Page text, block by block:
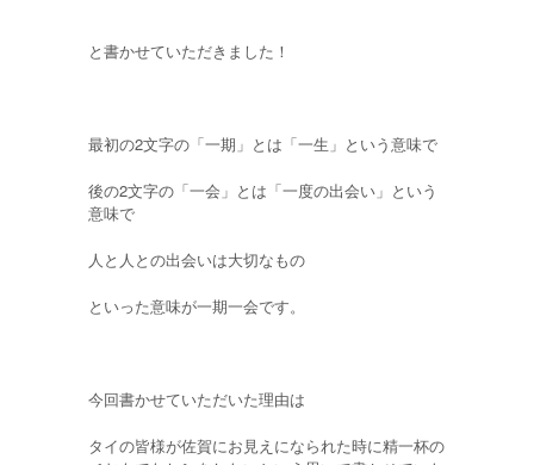
と書かせていただきました！
最初の2文字の「一期」とは「一生」という意味で
後の2文字の「一会」とは「一度の出会い」という
意味で
人と人との出会いは大切なもの
といった意味が一期一会です。
今回書かせていただいた理由は
タイの皆様が佐賀にお見えになられた時に精一杯の